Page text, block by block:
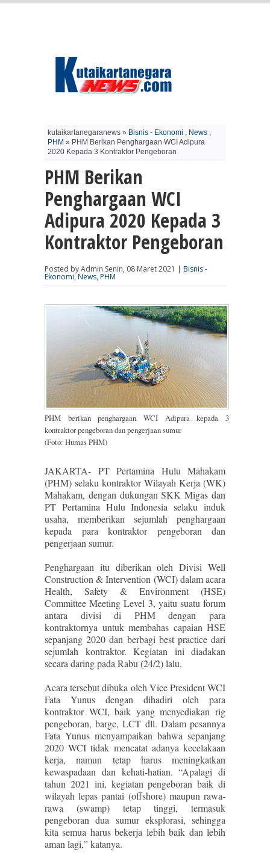
kutaikartanegaranews » Bisnis - Ekonomi , News ,
PHM » PHM Berikan Penghargaan WCI Adipura
2020 Kepada 3 Kontraktor Pengeboran
PHM Berikan
Penghargaan WCI
Adipura 2020 Kepada 3
Kontraktor Pengeboran
Posted by Admin Senin, 08 Maret 2021 | Bisnis -
Ekonomi,News, PHM
PHM berikan penghargaan WCI Adipura kepada 3
kontraktor pengeboran dan pengerjaan sumur
(Foto: Humas PHM)
JAKARTA- PT Pertamina Hulu Mahakam
(PHM) selaku kontraktor Wilayah Kerja (WK)
Mahakam, dengan dukungan SKK Migas dan
PT Pertamina Hulu Indonesia selaku induk
usaha, memberikan sejumlah penghargaan
kepada para kontraktor pengeboran dan
pengerjaan sumur.
Penghargaan itu diberikan oleh Divisi Well
Construction & Intervention (WCI) dalam acara
Health, Safety & Environment (HSE)
Committee Meeting Level 3, yaitu suatu forum
antara divisi di PHM dengan para
kontraktornya untuk membahas capaian HSE
sepanjang 2020 dan berbagi best practice dari
sejumlah kontraktor. Kegiatan ini diadakan
secara daring pada Rabu (24/2) lalu.
Acara tersebut dibuka oleh Vice President WCI
Fata Yunus dengan dihadiri oleh para
kontraktor WCI, baik yang menyediakan rig
pengeboran, barge, LCT dll. Dalam pesannya
Fata Yunus menyampaikan bahwa sepanjang
2020 WCI tidak mencatat adanya kecelakaan
kerja, namun tetap harus meningkatkan
kewaspadaan dan kehati-hatian. “Apalagi di
tahun 2021 ini, kegiatan pengeboran baik di
wilayah lepas pantai (offshore) maupun rawa-
rawa (swamp) tetap tinggi, termasuk
pengeboran dua sumur eksplorasi, sehingga
kita semua harus bekerja lebih baik dan lebih
aman lagi,” katanya.